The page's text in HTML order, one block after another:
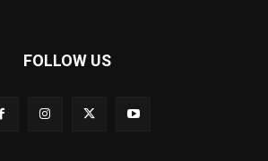
FOLLOW US